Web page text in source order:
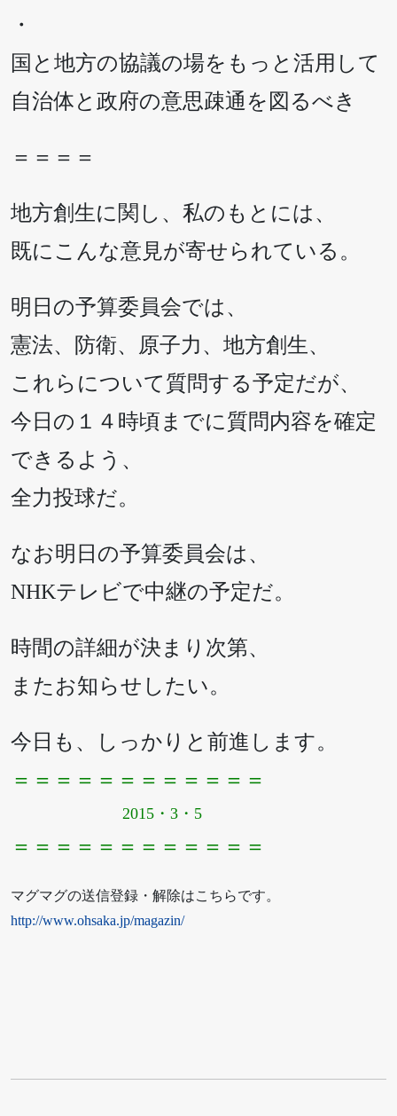
・
国と地方の協議の場をもっと活用して
自治体と政府の意思疎通を図るべき
＝＝＝＝
地方創生に関し、私のもとには、
既にこんな意見が寄せられている。
明日の予算委員会では、
憲法、防衛、原子力、地方創生、
これらについて質問する予定だが、
今日の１４時頃までに質問内容を確定
できるよう、
全力投球だ。
なお明日の予算委員会は、
NHKテレビで中継の予定だ。
時間の詳細が決まり次第、
またお知らせしたい。
今日も、しっかりと前進します。
＝＝＝＝＝＝＝＝＝＝＝＝
2015・3・5
＝＝＝＝＝＝＝＝＝＝＝＝
マグマグの送信登録・解除はこちらです。
http://www.ohsaka.jp/magazin/